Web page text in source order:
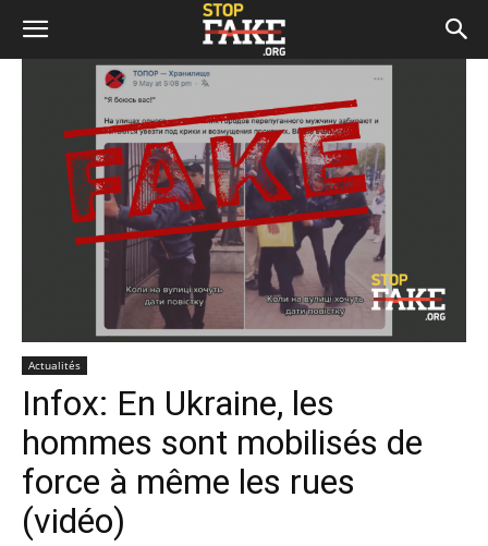
Actualités
Infox: En Ukraine, les
hommes sont mobilisés de
force à même les rues
(vidéo)